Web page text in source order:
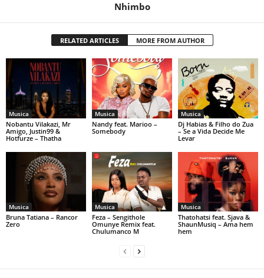
Nhimbo
RELATED ARTICLES MORE FROM AUTHOR
Musica
Nobantu Vilakazi, Mr
Amigo, Justin99 &
Hotfurze – Thatha
Musica
Nandy feat. Marioo –
Somebody
Musica
Dj Habias & Filho do Zua
– Se a Vida Decide Me
Levar
Musica
Bruna Tatiana – Rancor
Zero
Musica
Feza – Sengithole
Omunye Remix feat.
Chulumanco M
Musica
Thatohatsi feat. Sjava &
ShaunMusiq – Ama hem
hem